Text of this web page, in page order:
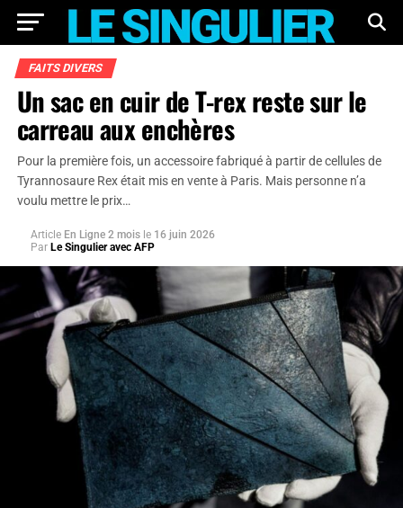
FAITS DIVERS
Un sac en cuir de T-rex reste sur le
carreau aux enchères
Pour la première fois, un accessoire fabriqué à partir de cellules de
Tyrannosaure Rex était mis en vente à Paris. Mais personne n’a
voulu mettre le prix…
Article En Ligne 2 mois le 16 juin 2026
Par Le Singulier avec AFP